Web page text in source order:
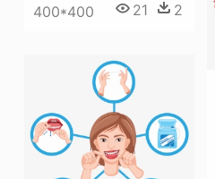
400*400 21 2